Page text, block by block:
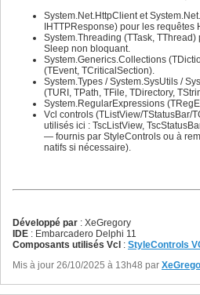
870
872
874
876
878
879
886
889
890
891
892
893
System.Net.HttpClient et
IHTTPResponse) pour les requêtes
System.Threading (TTask,
Sleep non bloquant.
System.Generics.Collections
(TEvent, TCriticalSection).
System.Types / System.SysUtils /
(TURI, TPath, TFile, TDirectory,
System.RegularExpressions
Vcl controls (TListView/TStatusBar/
utilisés ici : TscListView,
— fournis par StyleControls ou à
natifs si nécessaire).
Développé par : XeGregory
IDE : Embarcadero Delphi 11
Composants utilisés Vcl : StyleControls
Mis à jour 26/10/2025 à 13h48 par